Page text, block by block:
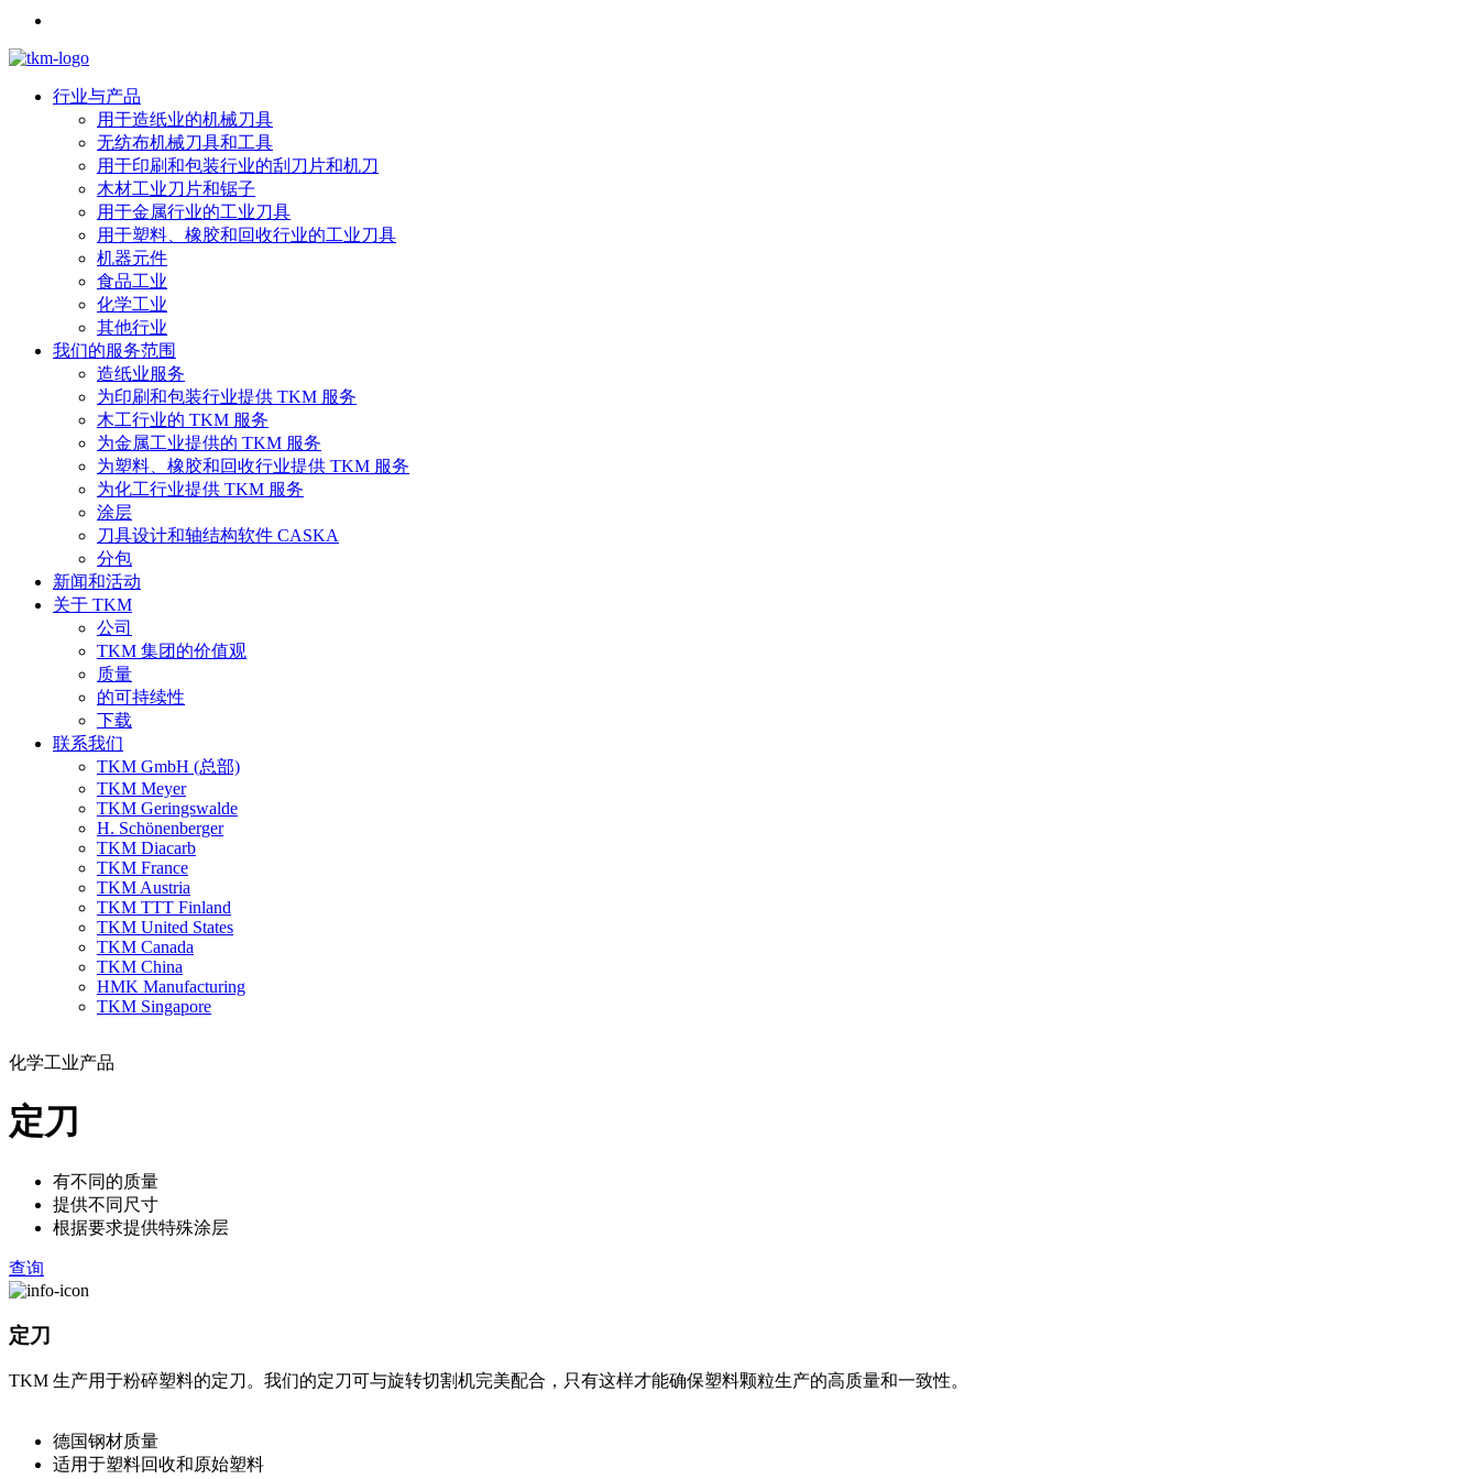
行业与产品
用于造纸业的机械刀具
无纺布机械刀具和工具
用于印刷和包装行业的刮刀片和机刀
木材工业刀片和锯子
用于金属行业的工业刀具
用于塑料、橡胶和回收行业的工业刀具
机器元件
食品工业
化学工业
其他行业
我们的服务范围
造纸业服务
为印刷和包装行业提供 TKM 服务
木工行业的 TKM 服务
为金属工业提供的 TKM 服务
为塑料、橡胶和回收行业提供 TKM 服务
为化工行业提供 TKM 服务
涂层
刀具设计和轴结构软件 CASKA
分包
新闻和活动
关于 TKM
公司
TKM 集团的价值观
质量
的可持续性
下载
联系我们
TKM GmbH (总部)
TKM Meyer
TKM Geringswalde
H. Schönenberger
TKM Diacarb
TKM France
TKM Austria
TKM TTT Finland
TKM United States
TKM Canada
TKM China
HMK Manufacturing
TKM Singapore
化学工业产品
定刀
有不同的质量
提供不同尺寸
根据要求提供特殊涂层
查询
定刀
TKM 生产用于粉碎塑料的定刀。我们的定刀可与旋转切割机完美配合，只有这样才能确保塑料颗粒生产的高质量和一致性。
德国钢材质量
适用于塑料回收和原始塑料